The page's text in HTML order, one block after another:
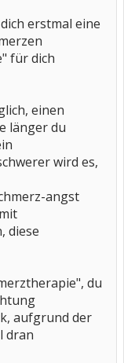
erstmal eine
für dich
einen
länger du
wird es,
angst
diese
du
aufgrund der
dran